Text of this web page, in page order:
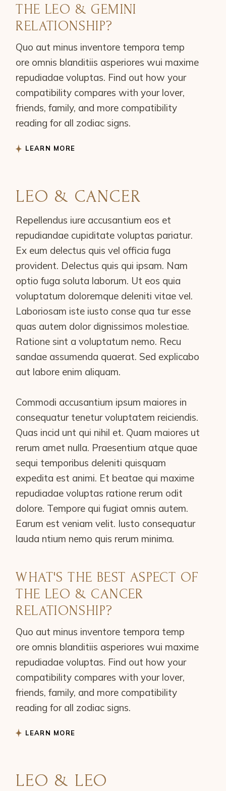
THE LEO & GEMINI
RELATIONSHIP?
Quo aut minus inventore tempora temp
ore omnis blanditiis asperiores wui maxime
repudiadae voluptas. Find out how your
compatibility compares with your lover,
friends, family, and more compatibility
reading for all zodiac signs.
LEARN MORE
LEO & CANCER
Repellendus iure accusantium eos et
repudiandae cupiditate voluptas pariatur.
Ex eum delectus quis vel officia fuga
provident. Delectus quis qui ipsam. Nam
optio fuga soluta laborum. Ut eos quia
voluptatum doloremque deleniti vitae vel.
Laboriosam iste iusto conse qua tur esse
quas autem dolor dignissimos molestiae.
Ratione sint a voluptatum nemo. Recu
sandae assumenda quaerat. Sed explicabo
aut labore enim aliquam.
Commodi accusantium ipsum maiores in
consequatur tenetur voluptatem reiciendis.
Quas incid unt qui nihil et. Quam maiores ut
rerum amet nulla. Praesentium atque quae
sequi temporibus deleniti quisquam
expedita est animi. Et beatae qui maxime
repudiadae voluptas ratione rerum odit
dolore. Tempore qui fugiat omnis autem.
Earum est veniam velit. Iusto consequatur
lauda ntium nemo quis rerum minima.
WHAT'S THE BEST ASPECT OF
THE LEO & CANCER
RELATIONSHIP?
Quo aut minus inventore tempora temp
ore omnis blanditiis asperiores wui maxime
repudiadae voluptas. Find out how your
compatibility compares with your lover,
friends, family, and more compatibility
reading for all zodiac signs.
LEARN MORE
LEO & LEO